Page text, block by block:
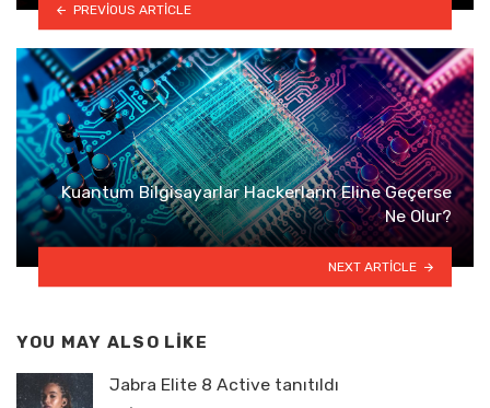
PREVIOUS ARTICLE
Kuantum Bilgisayarlar Hackerların Eline Geçerse
Ne Olur?
NEXT ARTICLE
YOU MAY ALSO LIKE
Jabra Elite 8 Active tanıtıldı